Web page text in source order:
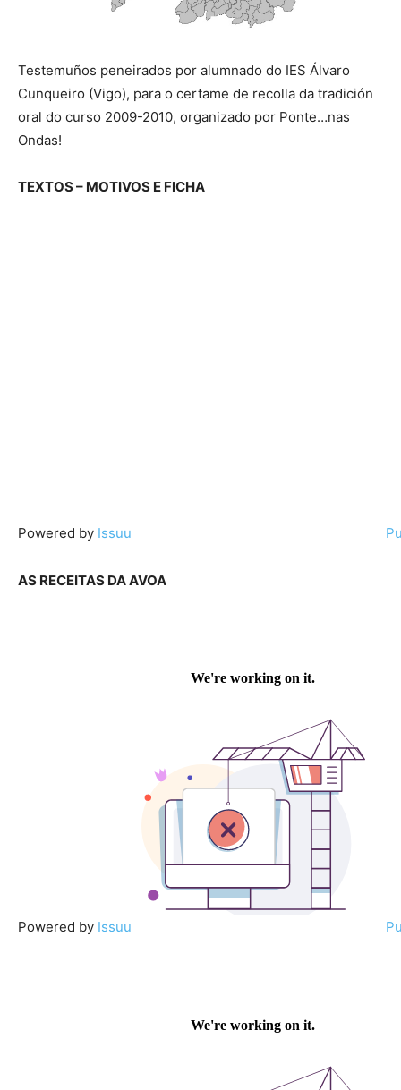
Testemuños peneirados por alumnado do IES Álvaro
Cunqueiro (Vigo), para o certame de recolla da tradición
oral do curso 2009-2010, organizado por Ponte…nas
Ondas!
TEXTOS – MOTIVOS E FICHA
Powered by Issuu
AS RECEITAS DA AVOA
Powered by Issuu